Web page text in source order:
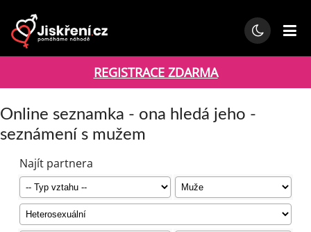
REGISTRACE ZDARMA
Online seznamka - ona hledá jeho -
seznámení s mužem
Najít partnera